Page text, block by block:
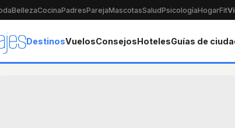
BellezaCocinaPadresParejaMascotasSaludPsicologíaHogarFit
DestinosVuelosConsejosHotelesGuías de